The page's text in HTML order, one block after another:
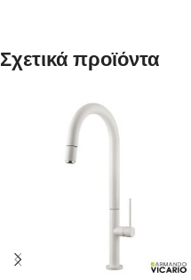
Σχετικά προϊόντα